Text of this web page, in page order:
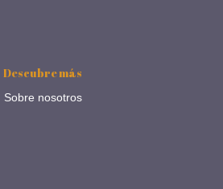
Descubre más
Sobre nosotros